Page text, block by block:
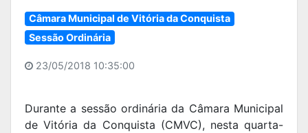
Câmara Municipal de Vitória da Conquista
Sessão Ordinária
23/05/2018 10:35:00
Durante a sessão ordinária da Câmara Municipal
de Vitória da Conquista (CMVC), nesta quarta-